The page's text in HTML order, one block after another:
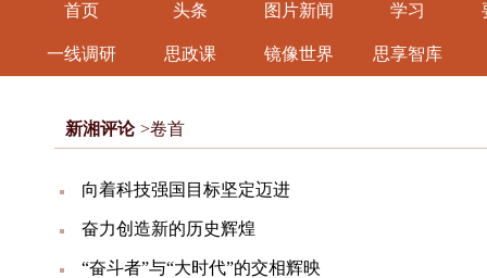
首页 头条 图片新闻 学习
一线调研 思政课 镜像世界 思享智库
新湘评论 >卷首
向着科技强国目标坚定迈进
奋力创造新的历史辉煌
“奋斗者”与“大时代”的交相辉映